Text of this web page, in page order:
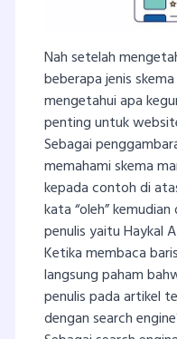
Nah setelah
beberapa jenis
mengetahui apa
penting untuk
Sebagai
memahami skema
kepada contoh di
kata “oleh”
penulis yaitu Haykal
Ketika membaca
langsung paham
penulis pada artikel
dengan search